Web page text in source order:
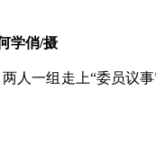
学俏/摄
一组走上“委员议事